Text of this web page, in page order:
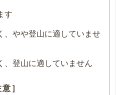
す
、やや登山に適していませ
、登山に適していません
］